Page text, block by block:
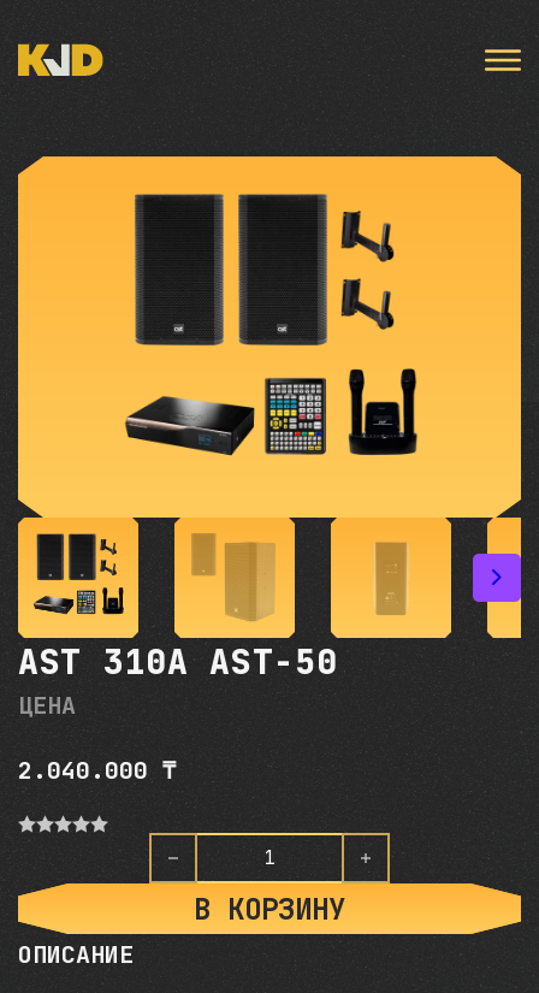
AST 310A AST-50
ЦЕНА
2.040.000 ₸
н
0
и
Количество товара AST
В КОРЗИНУ
ОПИСАНИЕ